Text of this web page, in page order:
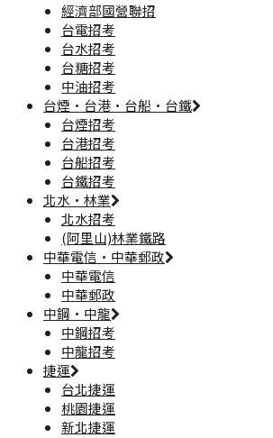
經濟部國營聯招
台電招考
台水招考
台糖招考
中油招考
台煙·台港·台船·台鐵
台煙招考
台港招考
台船招考
台鐵招考
北水·林業
北水招考
(阿里山)林業鐵路
中華電信·中華郵政
中華電信
中華郵政
中鋼·中龍
中鋼招考
中龍招考
捷運
台北捷運
桃園捷運
新北捷運